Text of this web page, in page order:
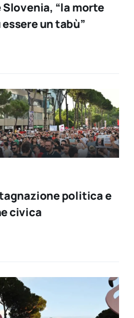
Slovenia, “la morte
un tabù”
politica e
civica